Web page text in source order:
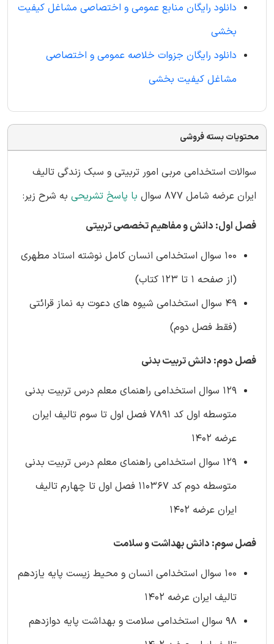
دانلود رایگان منابع عمومی و اختصاصی مشاغل کیفیت
بخشی
دانلود رایگان جزوات خلاصه عمومی و اختصاصی
مشاغل کیفیت بخشی
محتویات بسته فروشی
سوالات استخدامی مربی امور تربیتی و سبک زندگی تالیف
ایران عرضه شامل 877 سوال
با پاسخ تشریحی به شرح زیر:
فصل اول: دانش و مفاهیم تخصصی تربیتی
100 سوال استخدامی انسان کامل نوشته استاد مطهری
(از صفحه 1 تا 123 کتاب)
49 سوال استخدامی شیوه های دعوت به نماز قرائتی
(فقط فصل دوم)
فصل دوم: دانش تربیت بدنی
129 سوال استخدامی راهنمای معلم درس تربیت بدنی
متوسطه اول کد 7891 فصل اول تا سوم تالیف ایران
عرضه 1402
129 سوال استخدامی راهنمای معلم درس تربیت بدنی
متوسطه دوم کد 110367 فصل اول تا چهارم تالیف
ایران عرضه 1402
فصل سوم: دانش بهداشت و سلامت
100 سوال استخدامی انسان و محیط زیست پایه یازدهم
تالیف ایران عرضه 1402
98 سوال استخدامی سلامت و بهداشت پایه دوازدهم